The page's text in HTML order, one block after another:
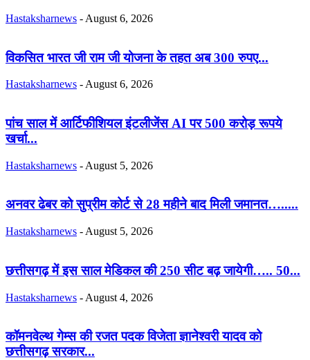
Hastaksharnews - August 6, 2026
विकसित भारत जी राम जी योजना के तहत अब 300 रुपए...
Hastaksharnews - August 6, 2026
पांच साल में आर्टिफीशियल इंटलीजेंस AI पर 500 करोड़ रूपये
खर्चा...
Hastaksharnews - August 5, 2026
अनवर ढेबर को सुप्रीम कोर्ट से 28 महीने बाद मिली जमानत….....
Hastaksharnews - August 5, 2026
छत्तीसगढ़ में इस साल मेडिकल की 250 सीट बढ़ जायेगी….. 50...
Hastaksharnews - August 4, 2026
कॉमनवेल्थ गेम्स की रजत पदक विजेता ज्ञानेश्वरी यादव को
छत्तीसगढ़ सरकार...